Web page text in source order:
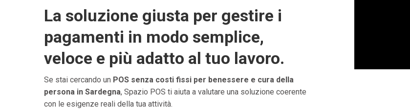
La soluzione giusta per gestire i
pagamenti in modo semplice,
veloce e più adatto al tuo lavoro.
Se stai cercando un POS senza costi fissi per benessere e cura della
persona in Sardegna, Spazio POS ti aiuta a valutare una soluzione coerente
con le esigenze reali della tua attività.